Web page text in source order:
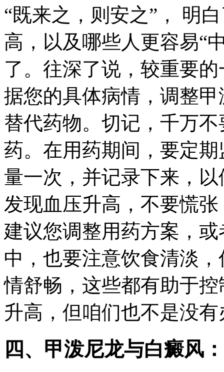
“既来之，则安之”， 明
高，以及哪些人更容易“
了。往深了说，较重要
据您的具体病情，调整
替代药物。切记，千万
药。在用药期间，要定
量一次，并记录下来，
发现血压升高，不要慌
建议您调整用药方案，
中，也要注意饮食清淡
情舒畅，这些都有助于
升高，但咱们也不是没
四、甲泼尼龙与白癜风